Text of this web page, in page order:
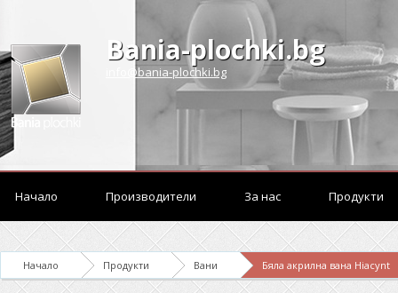
Bania-plochki.bg
info@bania-plochki.bg
Начало Производители За нас Продукти
Начало Продукти Вани Бяла акрилна вана Hiacynt